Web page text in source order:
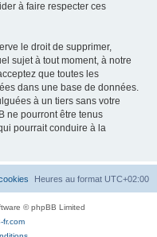
à faire respecter ces
le droit de supprimer,
sujet à tout moment, à notre
que toutes les
dans une base de données.
à un tiers sans votre
ne pourront être tenus
pourrait conduire à la
Heures au format UTC+02:00
© phpBB Limited
fr.com